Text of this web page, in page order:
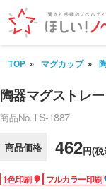
TOP マグカップ
陶器マグストレ
商品No.TS-1887
商品価格 462円(
1色印刷 フルカラー印刷